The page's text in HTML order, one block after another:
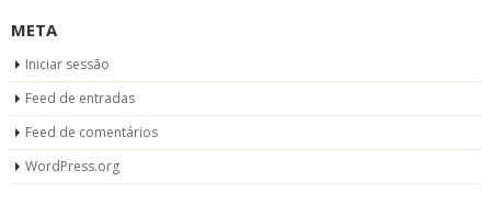
META
Iniciar sessão
Feed de entradas
Feed de comentários
WordPress.org